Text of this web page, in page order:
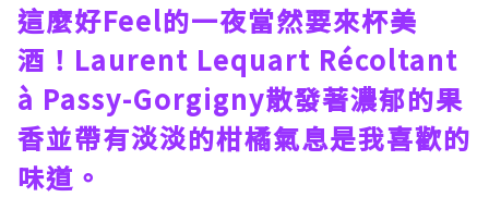
這麼好Feel的一夜當然要來杯美
酒！Laurent Lequart Récoltant
à Passy-Gorgigny散發著濃郁的果
香並帶有淡淡的柑橘氣息是我喜歡的
味道。